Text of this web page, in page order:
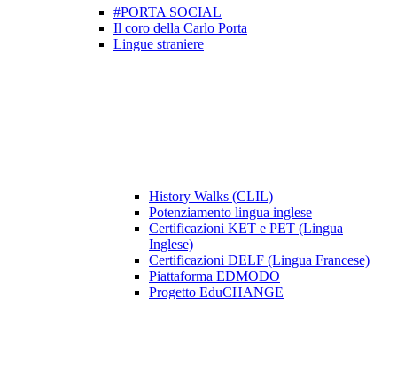
#PORTA SOCIAL
Il coro della Carlo Porta
Lingue straniere
History Walks (CLIL)
Potenziamento lingua inglese
Certificazioni KET e PET (Lingua
Inglese)
Certificazioni DELF (Lingua Francese)
Piattaforma EDMODO
Progetto EduCHANGE